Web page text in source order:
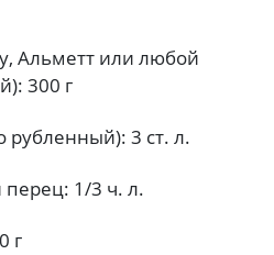
Альметт или любой
300 г
рубленный): 3 ст. л.
1/3 ч. л.
г